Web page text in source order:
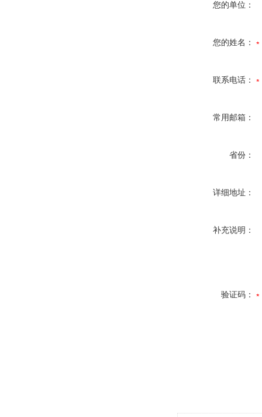
您的单位：
您的姓名：
联系电话：
常用邮箱：
省份：
详细地址：
补充说明：
验证码：